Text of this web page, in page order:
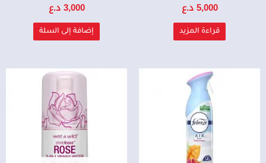
5,000د.ع
قراءة المزيد
3,000د.ع
إضافة إلى السلة